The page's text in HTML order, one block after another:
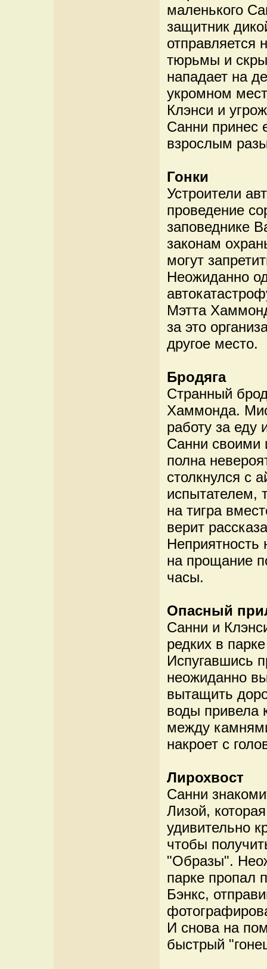
маленького
защитник
отправляется
тюрьмы и
нападает на
укромном
Клэнси и
Санни принес
взрослым
Гонки
Устроители
проведение
заповеднике
законам
могут
Неожиданно
Мэтта
за это
другое место.
Бродяга
Странный
Хаммонда.
работу за еду
Санни своими
полна
столкнулся с
испытателем,
на тигра
верит
Неприятность
на прощание
часы.
Опасный
Санни и
редких в
Испугавшись
неожиданно
вытащить
воды привела
между
накроет с
Лирохвост
Санни
Лизой,
удивительно
чтобы
"Образы".
парке пропал
Бэнкс,
И снова на
быстрый